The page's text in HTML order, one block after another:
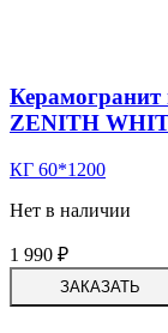
Керамогранит
ZENITH
КГ 60*1200
Нет в наличии
1 990 ₽
ЗАКАЗАТЬ